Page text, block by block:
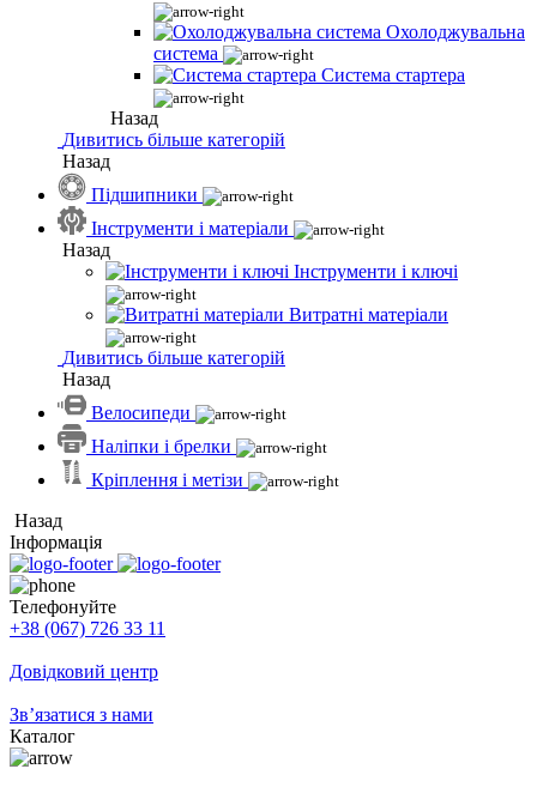
Охолоджувальна
система
Система стартера
Назад
Дивитись більше категорій
Назад
Підшипники
Інструменти і матеріали
Назад
Інструменти і ключі
Витратні матеріали
Дивитись більше категорій
Назад
Велосипеди
Наліпки і брелки
Кріплення і метізи
Назад
Інформація
Телефонуйте
+38 (067) 726 33 11
Довідковий центр
Зв’язатися з нами
Каталог